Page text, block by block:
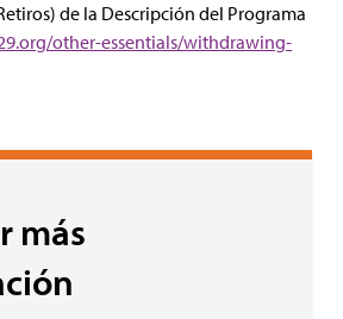
de la Descripción del Programa
other-essentials/withdrawing-
más